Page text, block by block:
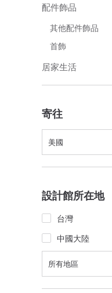
配件飾品
其他配件飾品
首飾
居家生活
寄往
美國
設計館所在地
台灣
中國大陸
所有地區